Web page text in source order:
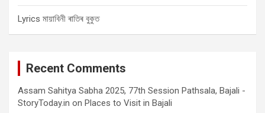
Lyrics মায়াবিনী ৰাতিৰ বুকুত
Recent Comments
Assam Sahitya Sabha 2025, 77th Session Pathsala, Bajali -
StoryToday.in on Places to Visit in Bajali